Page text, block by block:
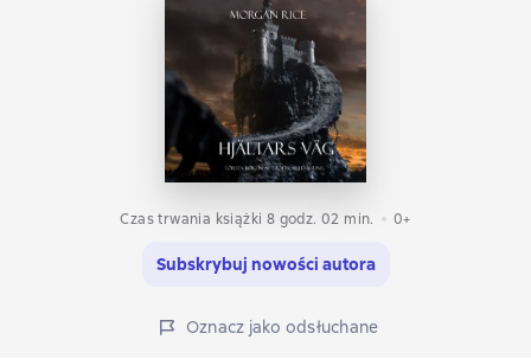
Czas trwania książki 8 godz. 02 min. 0+
Subskrybuj nowości autora
Oznacz jako odsłuchane